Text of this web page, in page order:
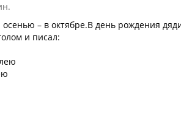
– в октябре.В день рождения
и писал: